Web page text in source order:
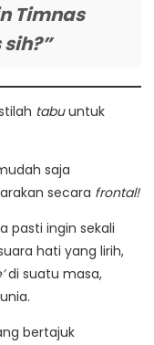
Timnas
tabuuntuk
saja
secara frontal!
pasti ingin sekali
hati yang lirih,
di suatu masa,
bertajuk